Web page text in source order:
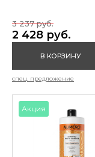
2 428 руб.
3 237 руб.
В КОРЗИНУ
спец. предложение
Акция